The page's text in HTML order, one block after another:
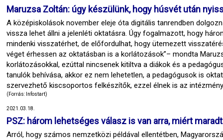
Maruzsa Zoltán: úgy készülünk, hogy húsvét után
A középiskolások november eleje óta digitális tanrendben
vissza lehet állni a jelenléti oktatásra. Úgy fogalmazott, hogy
mindenki visszatérhet, de előfordulhat, hogy ütemezett
véget érhessen az oktatásban is a korlátozások”– mondta
korlátozásokkal, ezúttal nincsenek kitiltva a diákok és a
tanulók behívása, akkor ez nem lehetetlen, a pedagógusok is
szervezhető kiscsoportos felkészítők, ezzel élnek is az
(Forrás: Infostart)
2021.03.18.
PSZ: három lehetséges válasz is van arra, miért
Arról, hogy számos nemzetközi példával ellentétben,